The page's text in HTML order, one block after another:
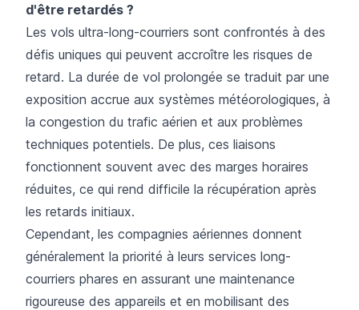
d'être retardés ?
Les vols ultra-long-courriers sont confrontés à des
défis uniques qui peuvent accroître les risques de
retard. La durée de vol prolongée se traduit par une
exposition accrue aux systèmes météorologiques, à
la congestion du trafic aérien et aux problèmes
techniques potentiels. De plus, ces liaisons
fonctionnent souvent avec des marges horaires
réduites, ce qui rend difficile la récupération après
les retards initiaux.
Cependant, les compagnies aériennes donnent
généralement la priorité à leurs services long-
courriers phares en assurant une maintenance
rigoureuse des appareils et en mobilisant des